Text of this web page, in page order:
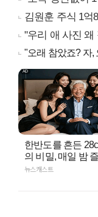
김원훈 주식 1
"우리 애 사진
"오래 참았죠? 자,
한반도를 흔든
의 비밀, 매일 밤
뉴스캐스트